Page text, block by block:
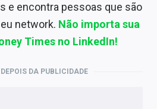
e encontra pessoas que são
network. Não importa sua
Times no LinkedIn!
DA PUBLICIDADE